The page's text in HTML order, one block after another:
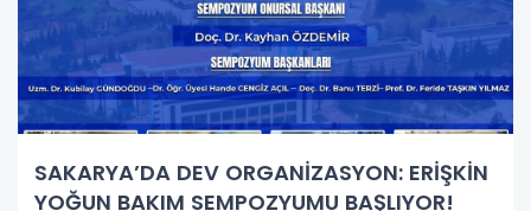
SAKARYA’DA DEV ORGANİZASYON: ERİŞKİN
YOĞUN BAKIM SEMPOZYUMU BAŞLIYOR!